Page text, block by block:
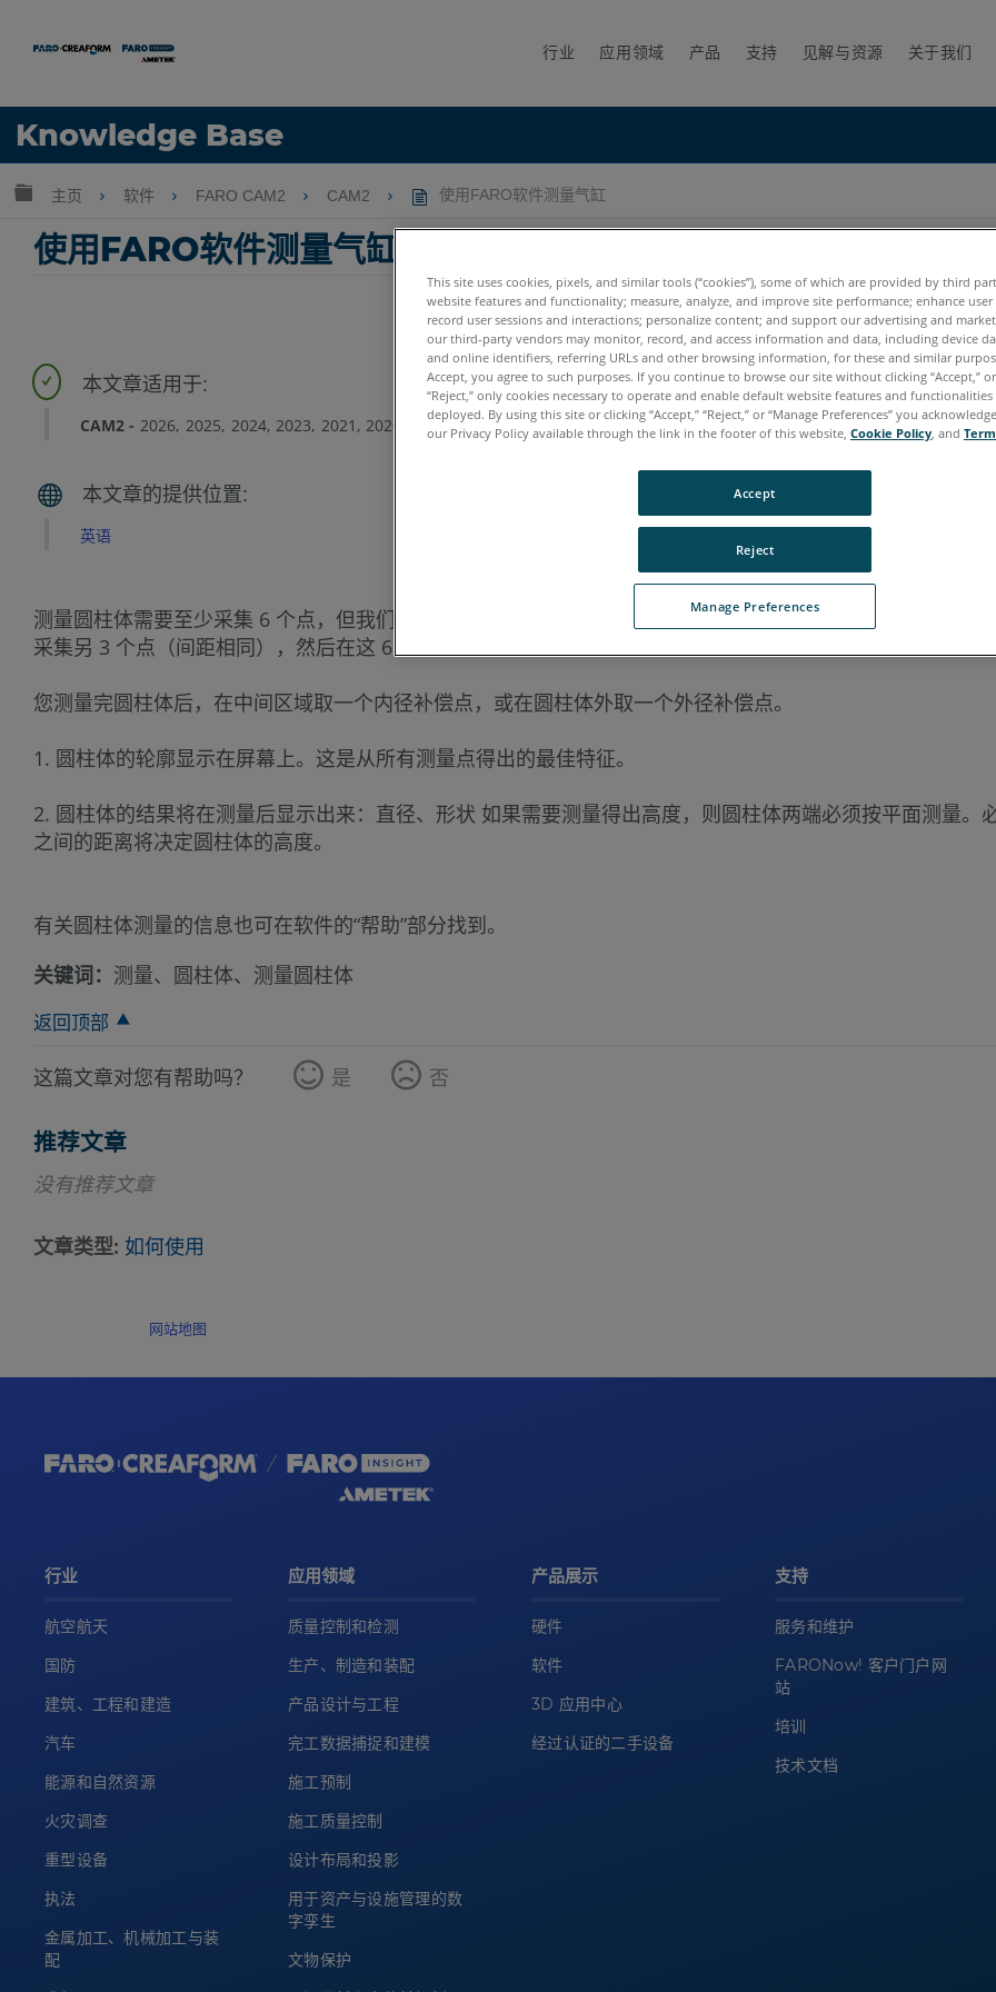
行业 应用领域 产品 支持 见解与资源 关于我们
Knowledge Base
语言
扩展/隐缩全局层次
主页 软件 FARO CAM2 CAM2 使用FARO软件测量气缸
使用FARO软件测量气缸
CAM2 2026 2025 2024 2023 2021 2020 2019 2018
英语
测量圆柱体需要至少采集 6 个点，但我们建议采集至少 13 个点。从圆柱体的一端开始，沿着圆柱体采集 3
采集另 3 个点（间距相同），然后在这 6 个点区域内采集剩余的点。请分散采集，以达到最佳结果。
您测量完圆柱体后，在中间区域取一个内径补偿点，或在圆柱体外取一个外径补偿点。
1. 圆柱体的轮廓显示在屏幕上。这是从所有测量点得出的最佳特征。
2. 圆柱体的结果将在测量后显示出来：直径、形状 如果需要测量得出高度，则圆柱体两端必须按平面测量
之间的距离将决定圆柱体的高度。
有关圆柱体测量的信息也可在软件的“帮助”部分找到。
关键词： 测量、圆柱体、测量圆柱体
返回顶部
这篇文章对您有帮助吗？ 是 否
推荐文章
没有推荐文章
文章类型 如何使用
网站地图
行业
航空航天
国防
建筑、工程和建造
汽车
能源和自然资源
火灾调查
重型设备
执法
金属加工、机械加工与装
配
应用领域
质量控制和检测
生产、制造和装配
产品设计与工程
完工数据捕捉和建模
施工预制
施工质量控制
设计布局和投影
用于资产与设施管理的数
字孪生
文物保护
产品展示
硬件
软件
3D 应用中心
经过认证的二手设备
支持
服务和维护
FARONow! 客户门户网
站
培训
技术文档
This site uses cookies, pixels, and similar tools (“cookies”), some of which are provided by third
website features and functionality; measure, analyze, and improve site performance; enhance user
record user sessions and interactions; personalize content; and support our advertising and
our third-party vendors may monitor, record, and access information and data, including device
and online identifiers, referring URLs and other browsing information, for these and similar
Accept, you agree to such purposes. If you continue to browse our site without clicking “Accept,”
“Reject,” only cookies necessary to operate and enable default website features and
deployed. By using this site or clicking “Accept,” “Reject,” or “Manage Preferences” you
our Privacy Policy available through the link in the footer of this website, Cookie Policy, and
Manage Preferences
Reject
Accept